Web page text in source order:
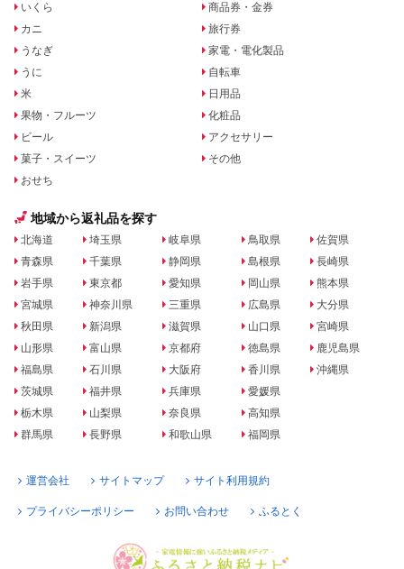
いくら
カニ
うなぎ
うに
米
果物・フルーツ
ビール
菓子・スイーツ
おせち
商品券・金券
旅行券
家電・電化製品
自転車
日用品
化粧品
アクセサリー
その他
地域から返礼品を探す
北海道
青森県
岩手県
宮城県
秋田県
山形県
福島県
茨城県
栃木県
群馬県
埼玉県
千葉県
東京都
神奈川県
新潟県
富山県
石川県
福井県
山梨県
長野県
岐阜県
静岡県
愛知県
三重県
滋賀県
京都府
大阪府
兵庫県
奈良県
和歌山県
鳥取県
島根県
岡山県
広島県
山口県
徳島県
香川県
愛媛県
高知県
福岡県
佐賀県
長崎県
熊本県
大分県
宮崎県
鹿児島県
沖縄県
運営会社 サイトマップ サイト利用規約
プライバシーポリシー お問い合わせ ふるとく